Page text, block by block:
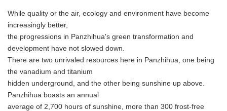
While quality or the air, ecology and environment have become
increasingly better,
the progressions in Panzhihua's green transformation and
development have not slowed down.
There are two unrivaled resources here in Panzhihua, one being
the vanadium and titanium
hidden underground, and the other being sunshine up above.
Panzhihua boasts an annual
average of 2,700 hours of sunshine, more than 300 frost-free